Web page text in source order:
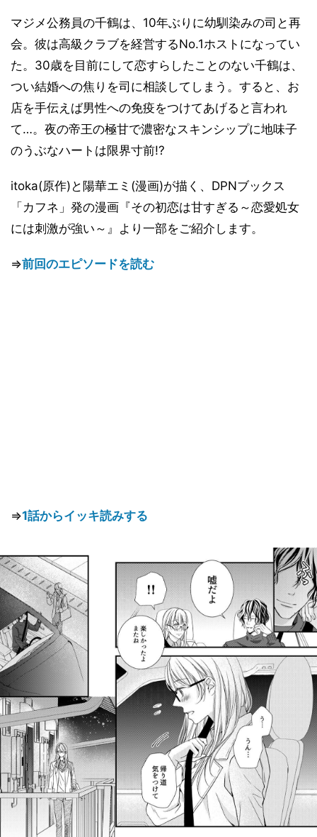
マジメ公務員の千鶴は、10年ぶりに幼馴染みの司と再
会。彼は高級クラブを経営するNo.1ホストになってい
た。30歳を目前にして恋すらしたことのない千鶴は、
つい結婚への焦りを司に相談してしまう。すると、お
店を手伝えば男性への免疫をつけてあげると言われ
て…。夜の帝王の極甘で濃密なスキンシップに地味子
のうぶなハートは限界寸前!?
itoka(原作)と陽華エミ(漫画)が描く、DPNブックス
「カフネ」発の漫画『その初恋は甘すぎる～恋愛処女
には刺激が強い～』より一部をご紹介します。
⇒前回のエピソードを読む
⇒1話からイッキ読みする